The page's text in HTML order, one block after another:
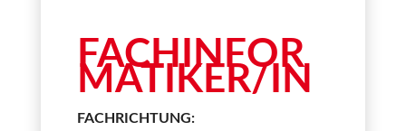
FACHINFOR
MATIKER/IN
FACHRICHTUNG: